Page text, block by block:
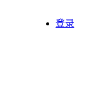
登录